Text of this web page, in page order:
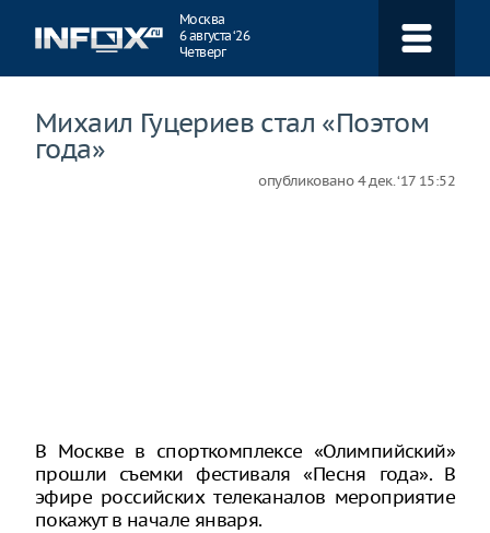
Москва
6 августа ‘26
Четверг
Михаил Гуцериев стал «Поэтом
года»
опубликовано4 дек. ‘17 15:52
В Москве в спорткомплексе «Олимпийский»
прошли съемки фестиваля «Песня года». В
эфире российских телеканалов мероприятие
покажут в начале января.